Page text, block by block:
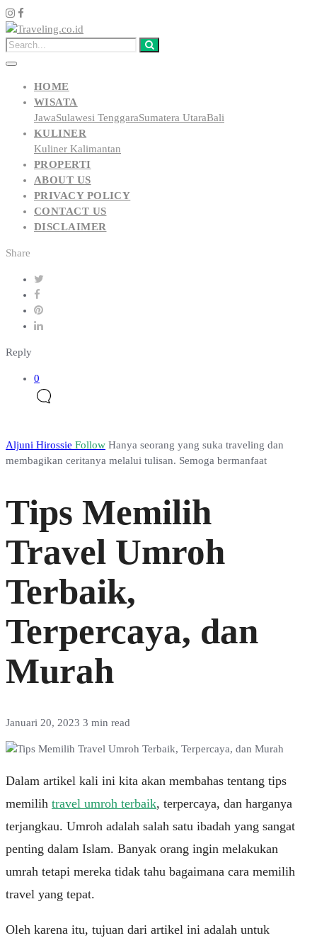
HOME
WISATA
JawaSulawesi TenggaraSumatera UtaraBali
KULINER
Kuliner Kalimantan
PROPERTI
ABOUT US
PRIVACY POLICY
CONTACT US
DISCLAIMER
Share
Reply
0
Aljuni Hirossie Follow Hanya seorang yang suka traveling dan
membagikan ceritanya melalui tulisan. Semoga bermanfaat
Tips Memilih
Travel Umroh
Terbaik,
Terpercaya, dan
Murah
Januari 20, 2023 3 min read
Dalam artikel kali ini kita akan membahas tentang tips
memilih travel umroh terbaik, terpercaya, dan harganya
terjangkau. Umroh adalah salah satu ibadah yang sangat
penting dalam Islam. Banyak orang ingin melakukan
umrah tetapi mereka tidak tahu bagaimana cara memilih
travel yang tepat.
Oleh karena itu, tujuan dari artikel ini adalah untuk